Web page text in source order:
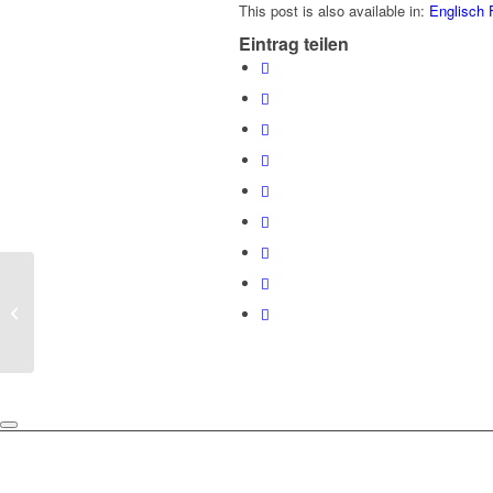
This post is also available in: Englisch
Eintrag teilen